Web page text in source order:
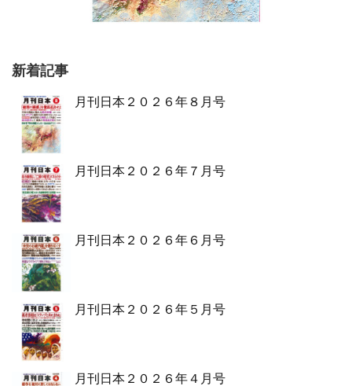
新着記事
月刊日本２０２６年８月号
月刊日本２０２６年７月号
月刊日本２０２６年６月号
月刊日本２０２６年５月号
月刊日本２０２６年４月号